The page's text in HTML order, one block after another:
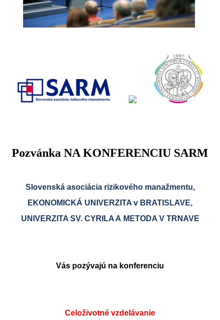
Pozvánka NA KONFERENCIU SARM
Slovenská asociácia rizikového manažmentu,
EKONOMICKÁ UNIVERZITA v BRATISLAVE,
UNIVERZITA SV. CYRILA A METODA V TRNAVE
Vás pozývajú na konferenciu
Celoživotné vzdelávanie